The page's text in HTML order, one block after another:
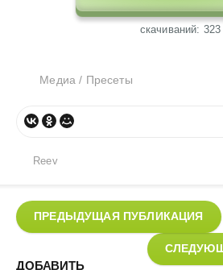
cкачиваний: 323
Медиа / Пресеты
Reev
ПРЕДЫДУЩАЯ ПУБЛИКАЦИЯ
ДОБАВИТЬ